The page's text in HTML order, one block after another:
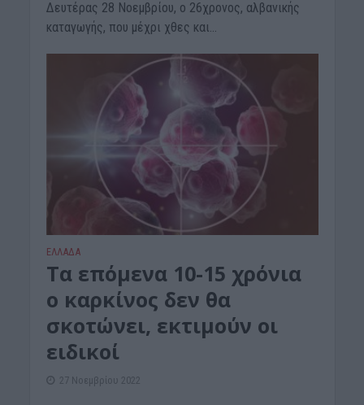
Δευτέρας 28 Νοεμβρίου, ο 26χρονος, αλβανικής
καταγωγής, που μέχρι χθες και...
ΕΛΛΑΔΑ
Τα επόμενα 10-15 χρόνια
ο καρκίνος δεν θα
σκοτώνει, εκτιμούν οι
ειδικοί
27 Νοεμβρίου 2022